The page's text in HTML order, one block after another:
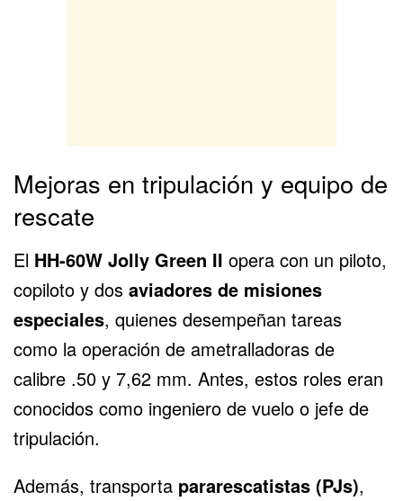
Mejoras en tripulación y equipo de
rescate
El HH-60W Jolly Green II opera con un piloto,
copiloto y dos aviadores de misiones
especiales, quienes desempeñan tareas
como la operación de ametralladoras de
calibre .50 y 7,62 mm. Antes, estos roles eran
conocidos como ingeniero de vuelo o jefe de
tripulación.
Además, transporta pararescatistas (PJs),